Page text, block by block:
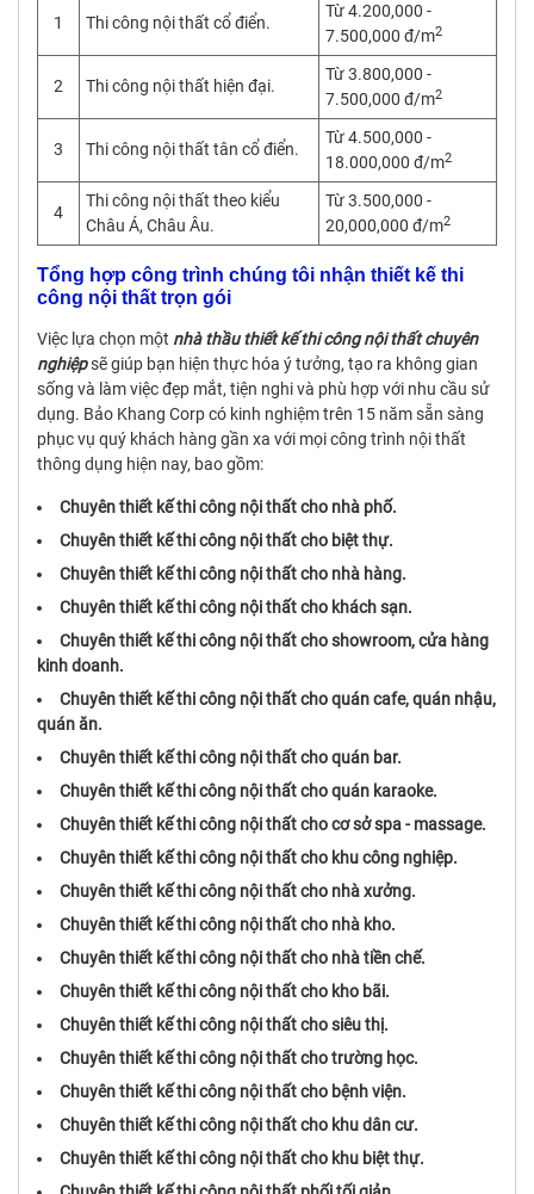
1 Thi công nội thất cổ điển.
Từ 4.200,000 -
7.500,000 đ/m2
2 Thi công nội thất hiện đại.
Từ 3.800,000 -
7.500,000 đ/m2
3 Thi công nội thất tân cổ điển.
Từ 4.500,000 -
18.000,000 đ/m2
4
Thi công nội thất theo kiểu
Châu Á, Châu Âu.
Từ 3.500,000 -
20,000,000 đ/m2
Tổng hợp công trình chúng tôi nhận thiết kế thi
công nội thất trọn gói
Việc lựa chọn một nhà thầu thiết kế thi công nội thất chuyên
nghiệpsẽ giúp bạn hiện thực hóa ý tưởng, tạo ra không gian
sống và làm việc đẹp mắt, tiện nghi và phù hợp với nhu cầu sử
dụng. Bảo Khang Corp có kinh nghiệm trên 15 năm sẵn sàng
phục vụ quý khách hàng gần xa với mọi công trình nội thất
thông dụng hiện nay, bao gồm:
Chuyên thiết kế thi công nội thất cho nhà phố.
Chuyên thiết kế thi công nội thất cho biệt thự.
Chuyên thiết kế thi công nội thất cho nhà hàng.
Chuyên thiết kế thi công nội thất cho khách sạn.
Chuyên thiết kế thi công nội thất cho showroom, cửa hàng
kinh doanh.
Chuyên thiết kế thi công nội thất cho quán cafe, quán nhậu,
quán ăn.
Chuyên thiết kế thi công nội thất cho quán bar.
Chuyên thiết kế thi công nội thất cho quán karaoke.
Chuyên thiết kế thi công nội thất cho cơ sở spa - massage.
Chuyên thiết kế thi công nội thất cho khu công nghiệp.
Chuyên thiết kế thi công nội thất cho nhà xưởng.
Chuyên thiết kế thi công nội thất cho nhà kho.
Chuyên thiết kế thi công nội thất cho nhà tiền chế.
Chuyên thiết kế thi công nội thất cho kho bãi.
Chuyên thiết kế thi công nội thất cho siêu thị.
Chuyên thiết kế thi công nội thất cho trường học.
Chuyên thiết kế thi công nội thất cho bệnh viện.
Chuyên thiết kế thi công nội thất cho khu dân cư.
Chuyên thiết kế thi công nội thất cho khu biệt thự.